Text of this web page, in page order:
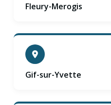
Fleury-Merogis
Gif-sur-Yvette